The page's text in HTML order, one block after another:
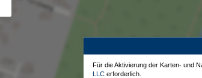
Für die Aktivierung der Karten- und
LLC erforderlich.